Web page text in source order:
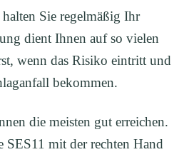
Sie regelmäßig Ihr
dient Ihnen auf so vielen
wenn das Risiko eintritt und
bekommen.
die meisten gut erreichen.
SES11 mit der rechten Hand